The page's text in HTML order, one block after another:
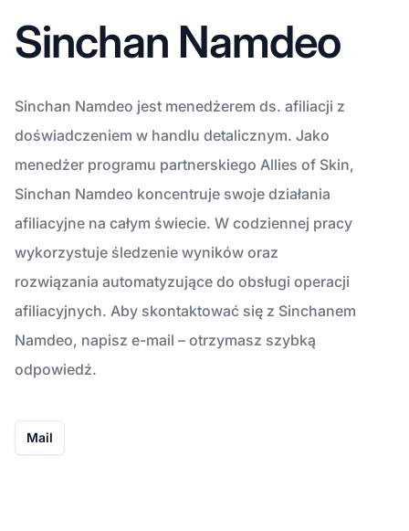
Sinchan Namdeo
Sinchan Namdeo jest menedżerem ds. afiliacji z
doświadczeniem w handlu detalicznym. Jako
menedżer programu partnerskiego Allies of Skin,
Sinchan Namdeo koncentruje swoje działania
afiliacyjne na całym świecie. W codziennej pracy
wykorzystuje śledzenie wyników oraz
rozwiązania automatyzujące do obsługi operacji
afiliacyjnych. Aby skontaktować się z Sinchanem
Namdeo, napisz e-mail – otrzymasz szybką
odpowiedź.
Mail